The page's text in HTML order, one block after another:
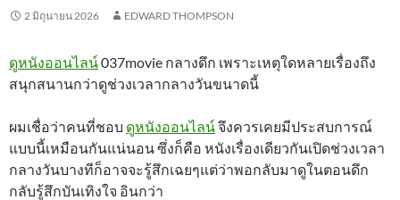
2 มิถุนายน 2026 EDWARD THOMPSON
ดูหนังออนไลน์037movie กลางดึก เพราะเหตุใดหลายเรื่องถึง
สนุกสนานกว่าดูช่วงเวลากลางวันขนาดนี้
ผมเชื่อว่าคนที่ชอบ ดูหนังออนไลน์จึงควรเคยมีประสบการณ์
แบบนี้เหมือนกันแน่นอน ซึ่งก็คือ หนังเรื่องเดียวกันเปิดช่วงเวลา
กลางวันบางทีก็อาจจะรู้สึกเฉยๆแต่ว่าพอกลับมาดูในตอนดึก
กลับรู้สึกบันเทิงใจ อินกว่า